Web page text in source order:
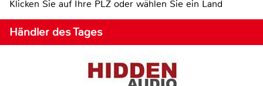
Klicken Sie auf Ihre PLZ oder wählen Sie ein Land
Händler des Tages